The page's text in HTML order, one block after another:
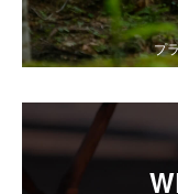
プ